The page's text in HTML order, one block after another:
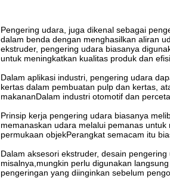
Pengering udara, juga dikenal sebagai
dalam benda dengan menghasilkan aliran
ekstruder, pengering udara biasanya
untuk meningkatkan kualitas produk dan
Dalam aplikasi industri, pengering udara
kertas dalam pembuatan pulp dan kertas,
makananDalam industri otomotif dan
Prinsip kerja pengering udara biasanya
memanaskan udara melalui pemanas
permukaan objekPerangkat semacam itu
Dalam aksesori ekstruder, desain
misalnya,mungkin perlu digunakan
pengeringan yang diinginkan sebelum